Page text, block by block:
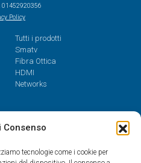
Consenso
tecnologie come i cookie per
01452920356
Policy
Tutti i prodotti
Smatv
Fibra Ottica
HDMI
Networks